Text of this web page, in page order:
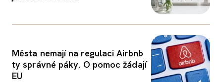
Města nemají na regulaci Airbnb
ty správné páky. O pomoc žádají
EU